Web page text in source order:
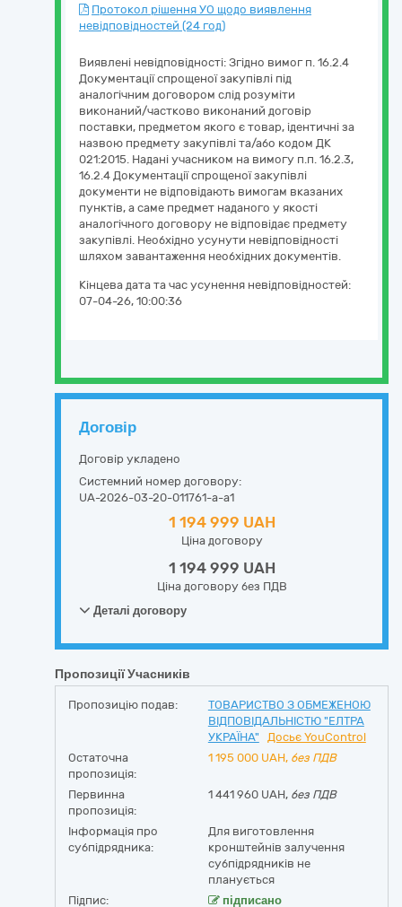
Протокол рішення УО щодо виявлення
невідповідностей (24 год)
Виявлені невідповідності: Згідно вимог п. 16.2.4
Документації спрощеної закупівлі під
аналогічним договором слід розуміти
виконаний/частково виконаний договір
поставки, предметом якого є товар, ідентичні за
назвою предмету закупівлі та/або кодом ДК
021:2015. Надані учасником на вимогу п.п. 16.2.3,
16.2.4 Документації спрощеної закупівлі
документи не відповідають вимогам вказаних
пунктів, а саме предмет наданого у якості
аналогічного договору не відповідає предмету
закупівлі. Необхідно усунути невідповідності
шляхом завантаження необхідних документів.
Кінцева дата та час усунення невідповідностей:
07-04-26, 10:00:36
Договір
Договір укладено
Системний номер договору:
UA-2026-03-20-011761-a-a1
1 194 999 UAH
Ціна договору
1 194 999 UAH
Ціна договору без ПДВ
Деталі договору
Пропозиції Учасників
Пропозицію подав:
ТОВАРИСТВО З ОБМЕЖЕНОЮ
ВІДПОВІДАЛЬНІСТЮ "ЕЛТРА
УКРАЇНА"
Досьє YouControl
Остаточна
пропозиція:
1 195 000 UAH, без ПДВ
Первинна
пропозиція:
1 441 960 UAH, без ПДВ
Інформація про
субпідрядника:
Для виготовлення
кронштейнів залучення
субпідрядників не
планується
Підпис:
підписано